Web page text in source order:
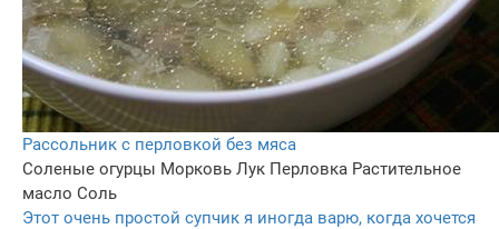
Рассольник с перловкой без мяса
Соленые огурцы Морковь Лук Перловка Растительное
масло Соль
Этот очень простой супчик я иногда варю, когда хочется